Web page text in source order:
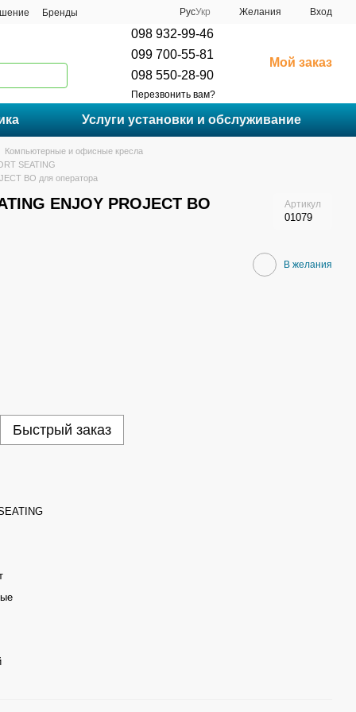
Бренды
РусУкр Желания Вход
098 932-99-46
099 700-55-81
098 550-28-90
Перезвонить вам?
Мой заказ
Услуги установки и обслуживание
Компьютерные и офисные кресла
SEATING
BO для оператора
ENJOY PROJECT BO Артикул
01079
В желания
Быстрый заказ